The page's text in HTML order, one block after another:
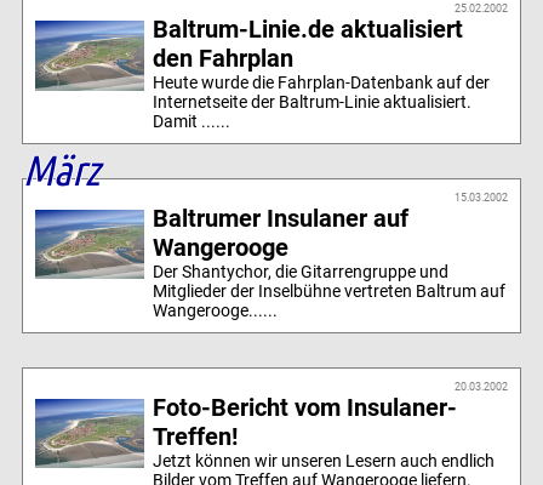
25.02.2002
Baltrum-Linie.de aktualisiert
den Fahrplan
Heute wurde die Fahrplan-Datenbank auf der
Internetseite der Baltrum-Linie aktualisiert.
Damit ......
März
15.03.2002
Baltrumer Insulaner auf
Wangerooge
Der Shantychor, die Gitarrengruppe und
Mitglieder der Inselbühne vertreten Baltrum auf
Wangerooge......
20.03.2002
Foto-Bericht vom Insulaner-
Treffen!
Jetzt können wir unseren Lesern auch endlich
Bilder vom Treffen auf Wangerooge liefern.